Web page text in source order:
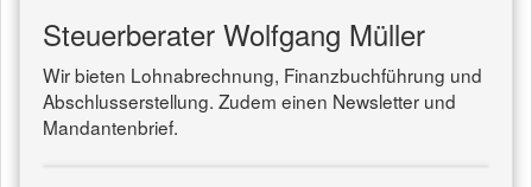
Steuerberater Wolfgang Müller
Wir bieten Lohnabrechnung, Finanzbuchführung und
Abschlusserstellung. Zudem einen Newsletter und
Mandantenbrief.